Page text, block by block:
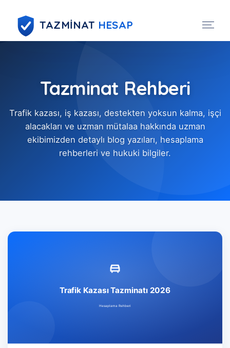
TAZMİNAT HESAP
Tazminat Rehberi
Trafik kazası, iş kazası, destekten yoksun kalma, işçi
alacakları ve uzman mütalaa hakkında uzman
ekibimizden detaylı blog yazıları, hesaplama
rehberleri ve hukuki bilgiler.